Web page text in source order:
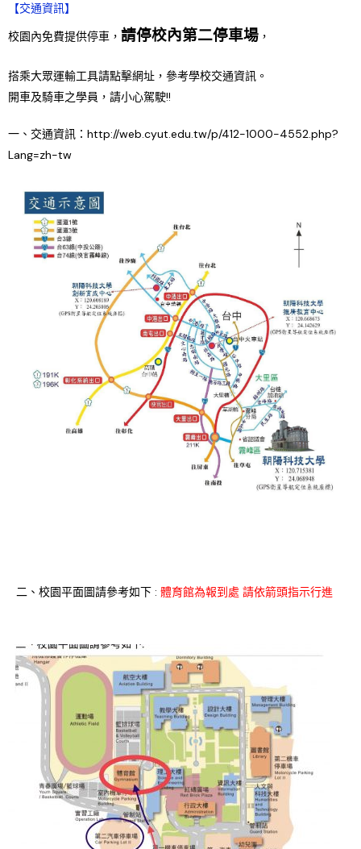
【交通資訊】
校園內免費提供停車， 請停校內第二停車場 ，
搭乘大眾運輸工具請點擊網址，參考學校交通資訊。
開車及騎車之學員，請小心駕駛!!
一、交通資訊：http://web.cyut.edu.tw/p/412-1000-4552.php?
Lang=zh-tw
二、校園平面圖請參考如下 : 體育館為報到處 請依箭頭指示行進